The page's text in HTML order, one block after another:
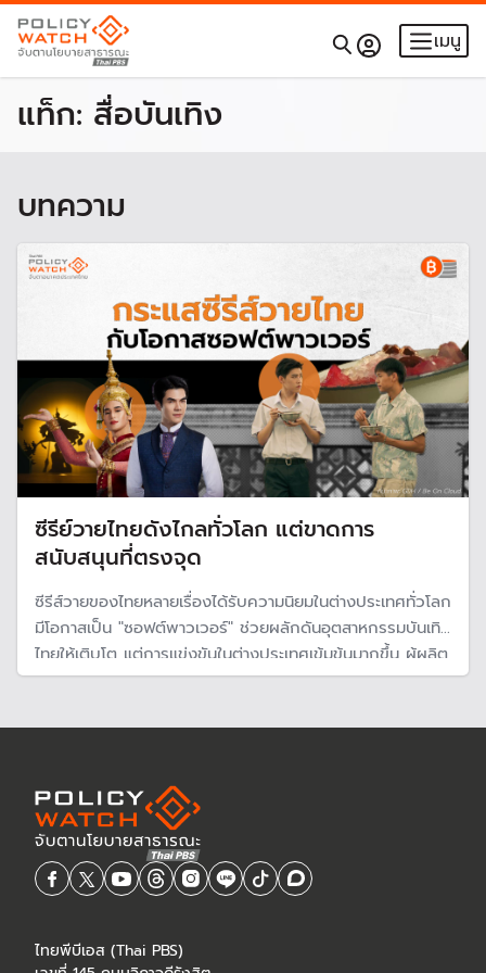
เมนู
แท็ก: สื่อบันเทิง
บทความ
ซีรีย์วายไทยดังไกลทั่วโลก แต่ขาดการ
สนับสนุนที่ตรงจุด
ซีรีส์วายของไทยหลายเรื่องได้รับความนิยมในต่างประเทศทั่วโลก
มีโอกาสเป็น "ซอฟต์พาวเวอร์" ช่วยผลักดันอุตสาหกรรมบันเทิง
ไทยให้เติบโต แต่การแข่งขันในต่างประเทศเข้มข้นมากขึ้น ผู้ผลิต
ต้องเร่งพัฒนาตัวเองเพื่อเตรียมพร้อมรับมือ และภาครัฐต้อง
ของประเทศ
ไทยพีบีเอส (Thai PBS)